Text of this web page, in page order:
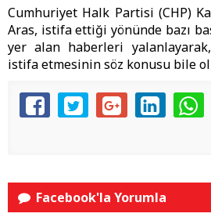
Cumhuriyet Halk Partisi (CHP)
Aras, istifa ettiği yönünde bazı
yer alan haberleri
istifa etmesinin söz konusu bile
Facebook'la Yorumla